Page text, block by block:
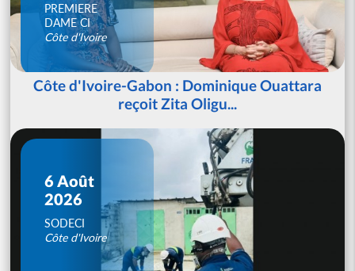
PREMIERE
DAME CI
Côte d'Ivoire
Côte d'Ivoire-Gabon : Dominique Ouattara
reçoit Zita Oligu...
6 Août
2026
SODECI
Côte d'Ivoire